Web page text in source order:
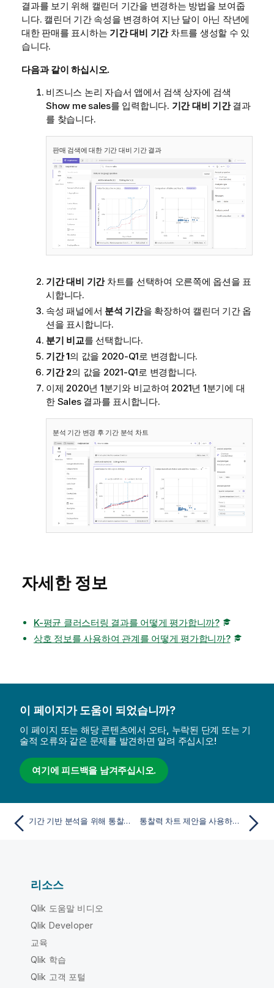
결과를 보기 위해 캘린더 기간을 변경하는 방법을 보여줍
니다. 캘린더 기간 속성을 변경하여 지난 달이 아닌 작년에
대한 판매를 표시하는 기간 대비 기간차트를 생성할 수 있
습니다.
다음과 같이 하십시오.
비즈니스 논리 자습서 앱에서 검색 상자에 검색
Show me sales를 입력합니다. 기간 대비 기간결과
를 찾습니다.
판매 검색에 대한 기간 대비 기간 결과
기간 대비 기간차트를 선택하여 오른쪽에 옵션을 표
시합니다.
속성 패널에서 분석 기간을 확장하여 캘린더 기간 옵
션을 표시합니다.
분기 비교를 선택합니다.
기간 1의 값을 2020-Q1로 변경합니다.
기간 2의 값을 2021-Q1로 변경합니다.
이제 2020년 1분기와 비교하여 2021년 1분기에 대
한 Sales 결과를 표시합니다.
분석 기간 변경 후 기간 분석 차트
자세한 정보
K-평균 클러스터링 결과를 어떻게 평가합니까?
상호 정보를 사용하여 관계를 어떻게 평가합니까?
이 페이지가 도움이 되었습니까?
이 페이지 또는 해당 콘텐츠에서 오타, 누락된 단계 또는 기
술적 오류와 같은 문제를 발견하면 알려 주십시오!
여기에 피드백을 남겨주십시오.
기간 기반 분석을 위해 통찰력에서 스마트 시트 사용 통찰력 차트 제안을 사용하여 시각화 만들기
리소스
Qlik 도움말 비디오
Qlik Developer
교육
Qlik 학습
Qlik 고객 포털